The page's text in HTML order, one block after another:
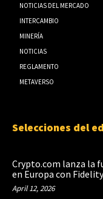
NOTICIAS DEL MERCADO
INTERCAMBIO
MINERÍA
NOTICIAS
REGLAMENTO
METAVERSO
Selecciones del
Crypto.com lanza la
en Europa con
April 12, 2026